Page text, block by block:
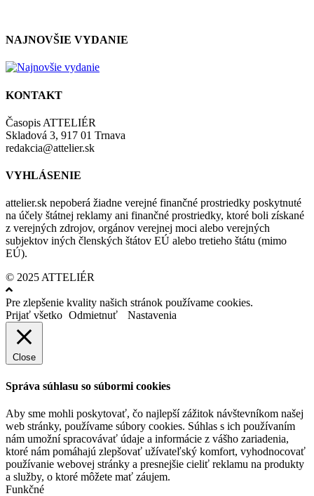
NAJNOVŠIE VYDANIE
KONTAKT
Časopis ATTELIÉR
Skladová 3, 917 01 Trnava
redakcia@attelier.sk
VYHLÁSENIE
attelier.sk nepoberá žiadne verejné finančné prostriedky poskytnuté
na účely štátnej reklamy ani finančné prostriedky, ktoré boli získané
z verejných zdrojov, orgánov verejnej moci alebo verejných
subjektov iných členských štátov EÚ alebo tretieho štátu (mimo
EÚ).
© 2025 ATTELIÉR
Pre zlepšenie kvality našich stránok používame cookies.
Prijať všetko Odmietnuť Nastavenia
Close
Správa súhlasu so súbormi cookies
Aby sme mohli poskytovať, čo najlepší zážitok návštevníkom našej
web stránky, používame súbory cookies. Súhlas s ich používaním
nám umožní spracovávať údaje a informácie z vášho zariadenia,
ktoré nám pomáhajú zlepšovať užívateľský komfort, vyhodnocovať
používanie webovej stránky a presnejšie cieliť reklamu na produkty
a služby, o ktoré môžete mať záujem.
Funkčné